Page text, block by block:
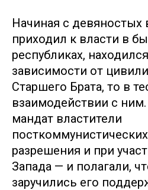
Начиная с девяностых
приходил к власти в
республиках,
зависимости от
Старшего Брата, то в
взаимодействии с
мандат властители
разрешения и при
Запада — и полагали,
заручились его